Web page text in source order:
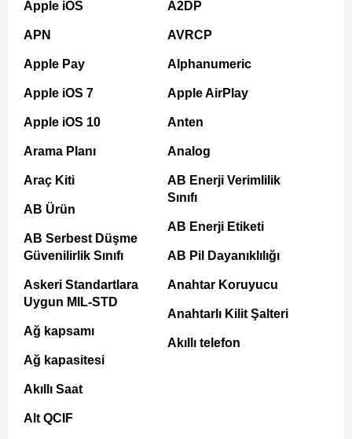
Apple iOS
APN
Apple Pay
Apple iOS 7
Apple iOS 10
Arama Planı
Araç Kiti
AB Ürün
AB Serbest Düşme
Güvenilirlik Sınıfı
Askeri Standartlara
Uygun MIL-STD
Ağ kapsamı
Ağ kapasitesi
Akıllı Saat
Alt QCIF
A2DP
AVRCP
Alphanumeric
Apple AirPlay
Anten
Analog
AB Enerji Verimlilik
Sınıfı
AB Enerji Etiketi
AB Pil Dayanıklılığı
Anahtar Koruyucu
Anahtarlı Kilit Şalteri
Akıllı telefon